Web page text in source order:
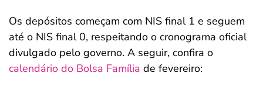
Os depósitos começam com NIS final 1 e seguem
até o NIS final 0, respeitando o cronograma oficial
divulgado pelo governo. A seguir, confira o
calendário do Bolsa Família de fevereiro: